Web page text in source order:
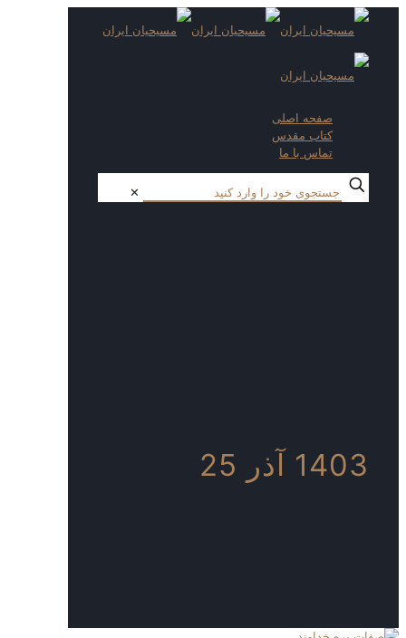
صفحه اصلی
کتاب مقدس
تماس با ما
✕
1403 آذر 25